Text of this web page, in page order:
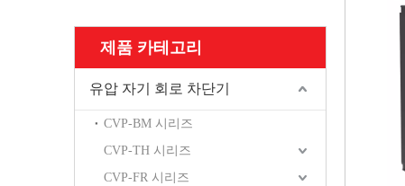
제품 카테고리
유압 자기 회로 차단기
CVP-BM 시리즈
CVP-TH 시리즈
CVP-FR 시리즈